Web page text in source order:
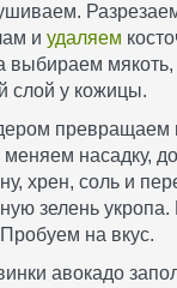
и удаляем
выбираем мякоть,
слой у кожицы.
превращаем
насадку,
хрен, соль и
зелень
на вкус.
авокадо